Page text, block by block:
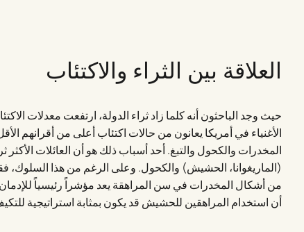
العلاقة بين الثراء والاكتئاب
حيث وجد الباحثون أنه كلما زاد ثراء الدولة، ارتفعت معدلات
الأغنياء في أمريكا يعانون من حالات اكتئاب أعلى من أقرانهم
المخدرات والكحول والتبغ. أحد أسباب ذلك هو أن العائلات الأكثر
(الماريغوانا، الحشيش) والكحول. وعلى الرغم من هذا
من أشكال المخدرات في سن المراهقة يعد مؤشراً رئيسياً
أن استخدام المراهقين للحشيش قد يكون بمثابة استراتيجية